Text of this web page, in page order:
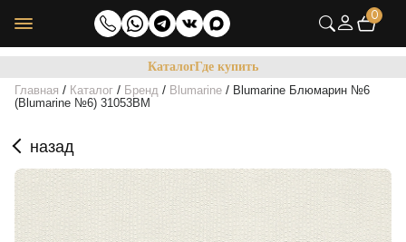
0
КаталогГде купить
Главная / Каталог / Бренд / Blumarine / Blumarine Блюмарин №6
(Blumarine №6) 31053BM
назад